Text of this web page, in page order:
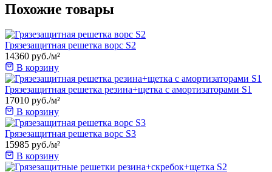
Похожие товары
Грязезащитная решетка ворс S2
14360 руб./м²
В корзину
Грязезащитная решетка резина+щетка с амортизаторами S1
17010 руб./м²
В корзину
Грязезащитная решетка ворс S3
15985 руб./м²
В корзину